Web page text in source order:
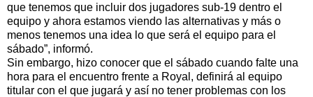
que tenemos que incluir dos jugadores sub-19 dentro el
equipo y ahora estamos viendo las alternativas y más o
menos tenemos una idea lo que será el equipo para el
sábado”, informó.
Sin embargo, hizo conocer que el sábado cuando falte una
hora para el encuentro frente a Royal, definirá al equipo
titular con el que jugará y así no tener problemas con los